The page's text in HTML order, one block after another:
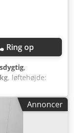
Ring op
,
, løftehøjde:
Elektro,
Stand: NytAnnoncer